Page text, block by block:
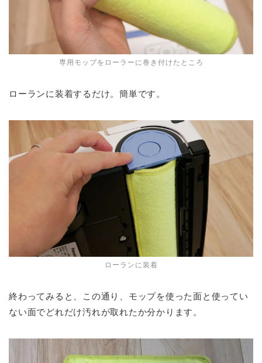
専用モップをローラーに巻き付けたところ
ローランに装着するだけ。簡単です。
ローランに装着
終わってみると、この通り、モップを使った面と使ってい
ない面でどれだけ汚れが取れたか分かります。